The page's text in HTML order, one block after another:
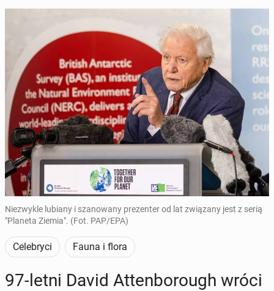
Niezwykle lubiany i szanowany prezenter od lat związany jest z serią
"Planeta Ziemia". (Fot. PAP/EPA)
Celebryci Fauna i flora
97-letni David At­ten­bo­ro­ugh wróci